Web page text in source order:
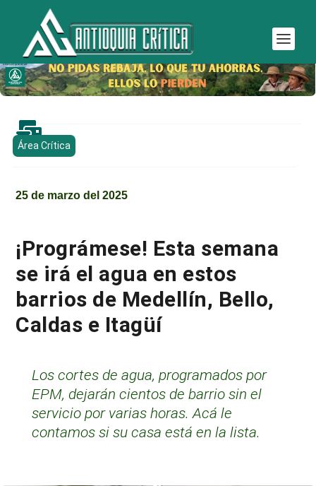

Área Crítica
25 de marzo del 2025
¡Prográmese! Esta semana
se irá el agua en estos
barrios de Medellín, Bello,
Caldas e Itagüí
Los cortes de agua, programados por
EPM, dejarán cientos de barrio sin el
servicio por varias horas. Acá le
contamos si su casa está en la lista.